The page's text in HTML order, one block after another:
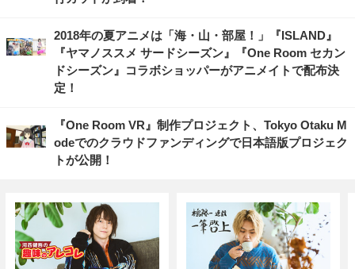
2018年の夏アニメは「海・山・部屋！」『ISLAND』
『ヤマノススメ サードシーズン』『One Room セカン
ドシーズン』コラボショッパーがアニメイトで配布決
定！
『One Room VR』制作プロジェクト、Tokyo Otaku M
odeでのクラウドファンディングで日本語版プロジェク
トが公開！